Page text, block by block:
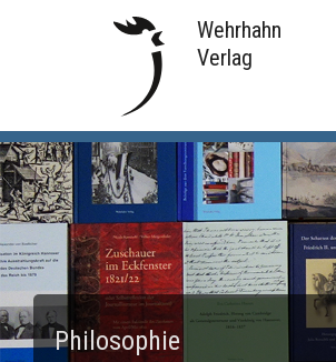
Wehrhahn
Verlag
Philosophie